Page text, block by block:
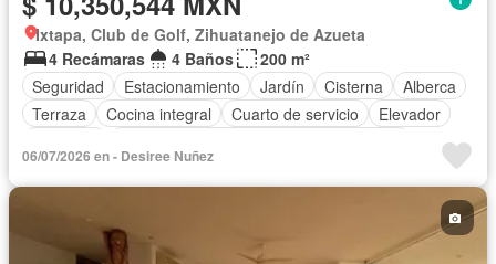
Ixtapa, Club de Golf, Zihuatanejo de Azueta
4 Recámaras
4 Baños
200 m²
Seguridad
Estacionamiento Jardín Cisterna
Alberca
Terraza
Cocina integral Cuarto de servicio
Elevador
Internet
Bodega
Aire acondicionado
Cancha de tenis
Vista panorámica
Recámara con closet
06/07/2026 en - Desiree Nuñez